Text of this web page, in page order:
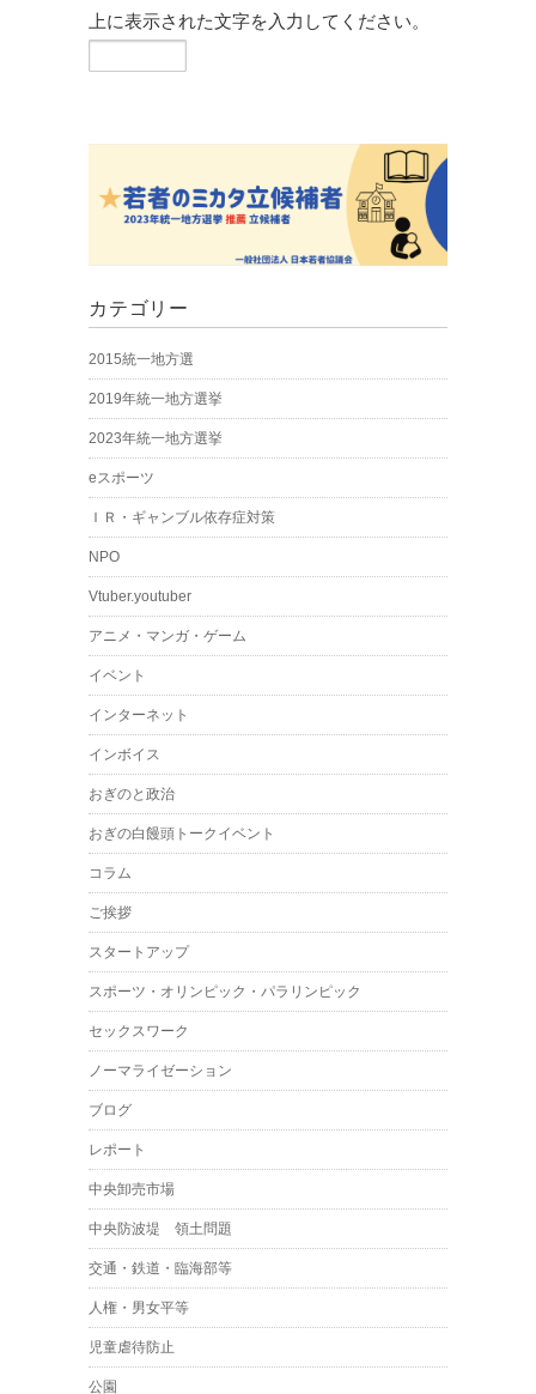
上に表示された文字を入力してください。
カテゴリー
2015統一地方選
2019年統一地方選挙
2023年統一地方選挙
eスポーツ
ＩＲ・ギャンブル依存症対策
NPO
Vtuber.youtuber
アニメ・マンガ・ゲーム
イベント
インターネット
インボイス
おぎのと政治
おぎの白饅頭トークイベント
コラム
ご挨拶
スタートアップ
スポーツ・オリンピック・パラリンピック
セックスワーク
ノーマライゼーション
ブログ
レポート
中央卸売市場
中央防波堤 領土問題
交通・鉄道・臨海部等
人権・男女平等
児童虐待防止
公園